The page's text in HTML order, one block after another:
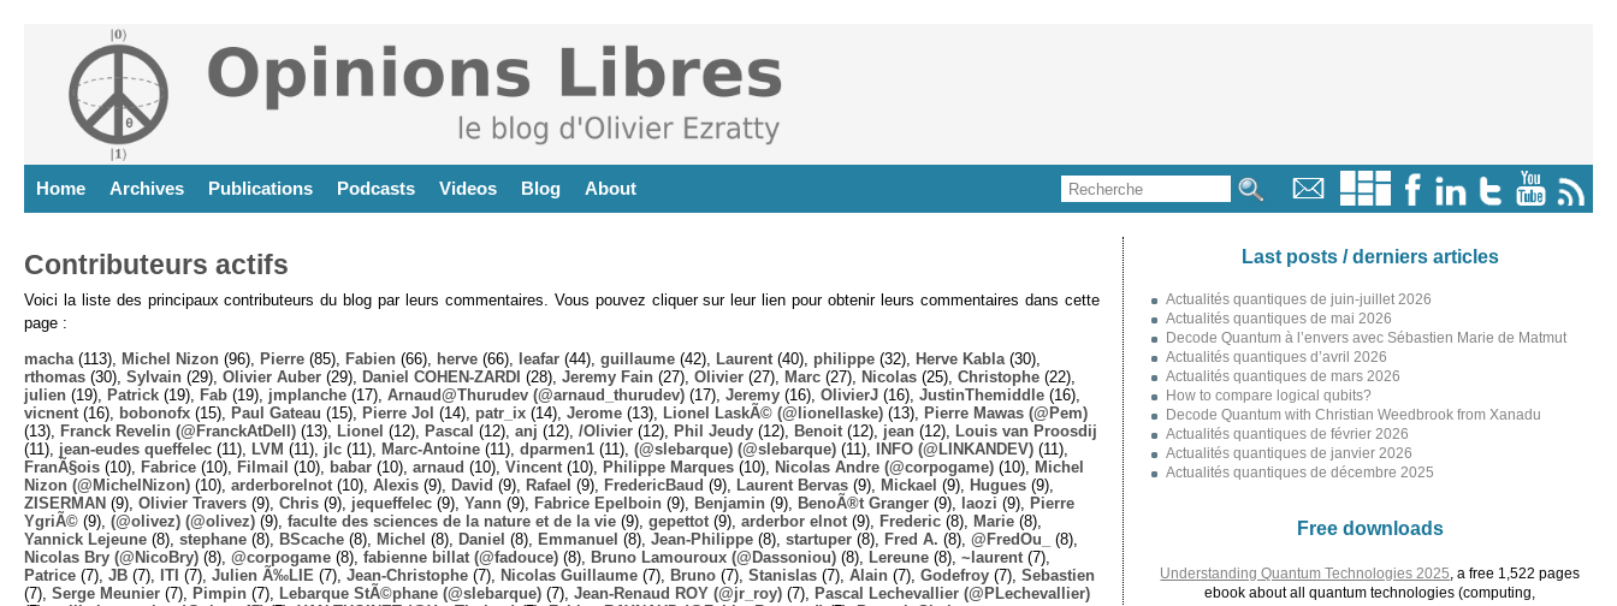
Home Archives Publications Podcasts Videos Blog About
Contributeurs actifs
Voici la liste des principaux contributeurs du blog par leurs commentaires. Vous pouvez cliquer sur leur lien pour obtenir leurs commentaires dans cette
page :
macha (113), Michel Nizon (96), Pierre (85), Fabien (66), herve (66), leafar (44), guillaume (42), Laurent (40), philippe (32), Herve Kabla (30),
rthomas (30), Sylvain (29), Olivier Auber (29), Daniel COHEN-ZARDI (28), Jeremy Fain (27), Olivier (27), Marc (27), Nicolas (25), Christophe (22),
julien (19), Patrick (19), Fab (19), jmplanche (17), Arnaud@Thurudev (@arnaud_thurudev) (17), Jeremy (16), OlivierJ (16), JustinThemiddle (16),
vicnent (16), bobonofx (15), Paul Gateau (15), Pierre Jol (14), patr_ix (14), Jerome (13), Lionel LaskÃ© (@lionellaske) (13),
Pierre Mawas (@Pem)
(13),
Franck Revelin (@FranckAtDell) (13), Lionel (12), Pascal (12), anj (12), /Olivier (12), Phil Jeudy (12), Benoit (12), jean (12),
Louis van Proosdij
(11), jean-eudes queffelec (11), LVM (11), jlc (11), Marc-Antoine (11), dparmen1 (11), (@slebarque) (@slebarque) (11), INFO (@LINKANDEV) (11),
FranÃ§ois (10), Fabrice (10), Filmail (10), babar (10), arnaud (10), Vincent (10), Philippe Marques (10), Nicolas Andre (@corpogame) (10),
Michel
Nizon (@MichelNizon) (10), arderborelnot (10), Alexis (9), David (9), Rafael (9), FredericBaud (9), Laurent Bervas (9), Mickael (9), Hugues (9),
ZISERMAN (9), Olivier Travers (9), Chris (9), jequeffelec (9), Yann (9), Fabrice Epelboin (9), Benjamin (9), BenoÃ®t Granger (9), laozi (9),
Pierre
YgriÃ© (9), (@olivez) (@olivez) (9), faculte des sciences de la nature et de la vie (9), gepettot (9), arderbor elnot (9), Frederic (8), Marie (8),
Yannick Lejeune (8), stephane (8), BScache (8), Michel (8), Daniel (8), Emmanuel (8), Jean-Philippe (8), startuper (8), Fred A. (8), @FredOu_
(8),
Nicolas Bry (@NicoBry) (8), @corpogame (8), fabienne billat (@fadouce) (8), Bruno Lamouroux (@Dassoniou) (8), Lereune (8), ~laurent (7),
Patrice (7), JB (7), ITI (7), Julien Ã‰LIE (7), Jean-Christophe (7), Nicolas Guillaume (7), Bruno (7), Stanislas (7), Alain (7), Godefroy (7), Sebastien
(7), Serge Meunier (7), Pimpin (7), Lebarque StÃ©phane (@slebarque) (7), Jean-Renaud ROY (@jr_roy) (7),
Pascal Lechevallier (@PLechevallier)
Last posts / derniers articles
Actualités quantiques de juin-juillet 2026
Actualités quantiques de mai 2026
Decode Quantum à l’envers avec Sébastien Marie de Matmut
Actualités quantiques d’avril 2026
Actualités quantiques de mars 2026
How to compare logical qubits?
Decode Quantum with Christian Weedbrook from Xanadu
Actualités quantiques de février 2026
Actualités quantiques de janvier 2026
Actualités quantiques de décembre 2025
Free downloads
Understanding Quantum Technologies 2025 , a free 1,522 pages
ebook about all quantum technologies (computing,